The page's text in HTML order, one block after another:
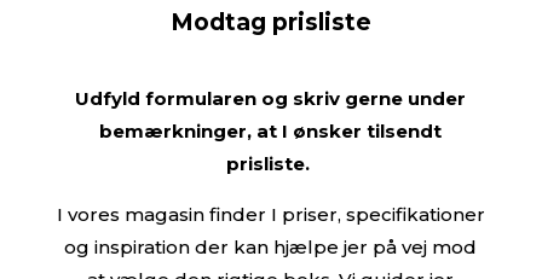
Modtag prisliste
Udfyld formularen og skriv gerne under
bemærkninger, at I ønsker tilsendt
prisliste.
I vores magasin finder I priser, specifikationer
og inspiration der kan hjælpe jer på vej mod